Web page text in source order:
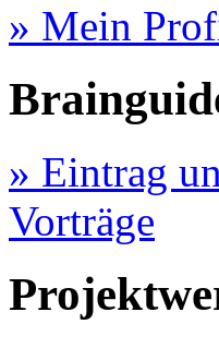
» Mein
» Eintrag
Vorträge